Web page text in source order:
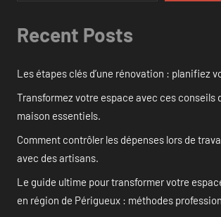
Recent Posts
Les étapes clés d’une rénovation : planifiez
Transformez votre espace avec ces conseils
maison essentiels.
Comment contrôler les dépenses lors de
avec des artisans.
Le guide ultime pour transformer votre
en région de Périgueux : méthodes